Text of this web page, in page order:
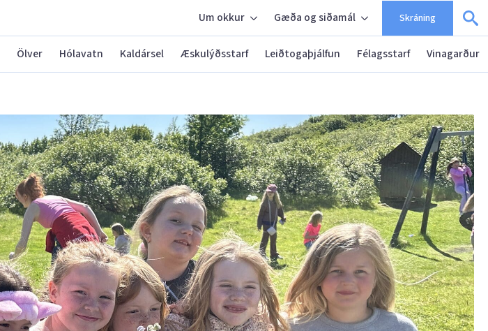
Um okkur Gæða og siðamál Skráning
Ölver Hólavatn Kaldársel Æskulýðsstarf Leiðtogaþjálfun Félagsstarf Vinagarður